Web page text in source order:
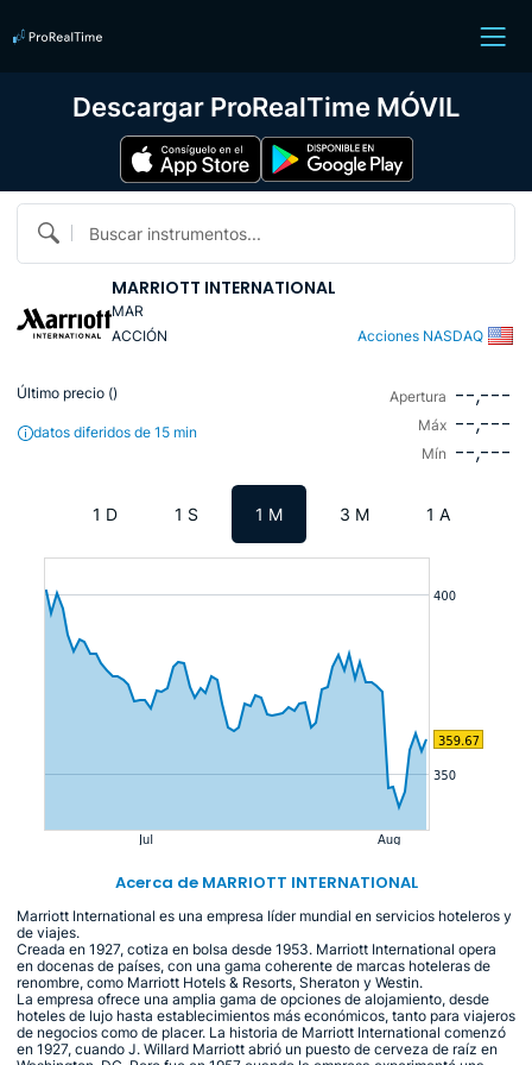
Buscar instrumentos...
MARRIOTT INTERNATIONAL
MAR
ACCIÓN
Acciones NASDAQ
Último precio ()
datos diferidos de 15 min
Apertura --,---
Máx --,---
Mín --,---
1 D 1 S 1 M 3 M 1 A
Acerca de MARRIOTT INTERNATIONAL
Marriott International es una empresa líder mundial en servicios hoteleros y
de viajes.
Creada en 1927, cotiza en bolsa desde 1953. Marriott International opera
en docenas de países, con una gama coherente de marcas hoteleras de
renombre, como Marriott Hotels & Resorts, Sheraton y Westin.
La empresa ofrece una amplia gama de opciones de alojamiento, desde
hoteles de lujo hasta establecimientos más económicos, tanto para viajeros
de negocios como de placer. La historia de Marriott International comenzó
en 1927, cuando J. Willard Marriott abrió un puesto de cerveza de raíz en
Descargar ProRealTime MÓVIL